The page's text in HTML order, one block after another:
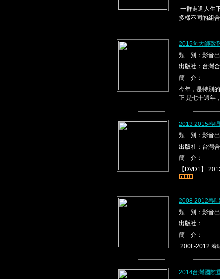
一群走進人生
多樣不同的組
2015向大師致
類 別：影音
出版社：台灣
簡 介：
今年，是特別
正 是七十週年
2013-2015春
類 別：影音
出版社：台灣
簡 介：
【DVD1】
2008-2012春
類 別：影音
出版社：
簡 介：
2008-2012 春
2014台灣國際